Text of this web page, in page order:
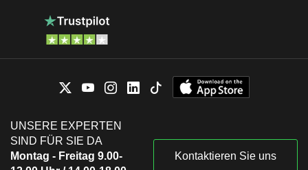
UNSERE EXPERTEN
SIND FÜR SIE DA
Montag - Freitag 9.00-
Kontaktieren Sie uns